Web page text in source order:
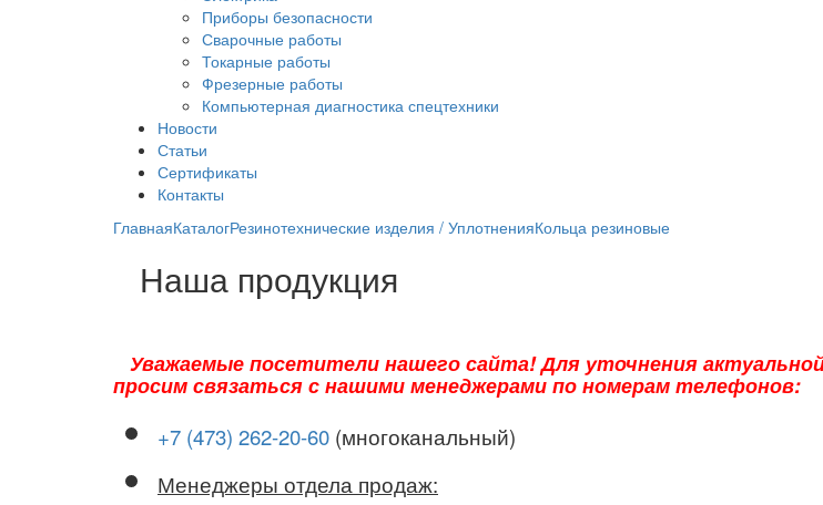
Приборы безопасности
Сварочные работы
Токарные работы
Фрезерные работы
Компьютерная диагностика спецтехники
Новости
Статьи
Сертификаты
Контакты
ГлавнаяКаталогРезинотехнические изделия / УплотненияКольца резиновые
Наша продукция
Уважаемые посетители нашего сайта! Для уточнения
просим связаться с нашими менеджерами по номерам телефонов:
+7 (473) 262-20-60 (многоканальный)
Менеджеры отдела продаж: